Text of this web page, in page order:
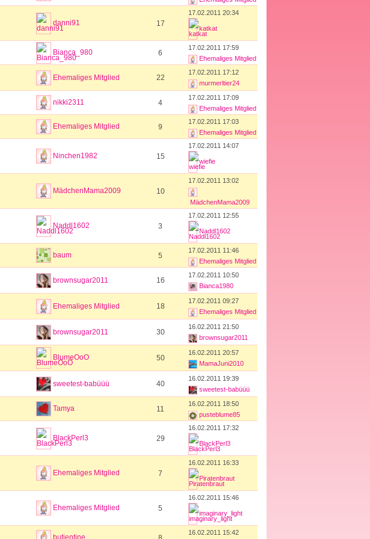
danni91 17
17.02.2011 20:34
katkat
Bianca_980 6
17.02.2011 17:59
Ehemaliges Mitglied
Ehemaliges Mitglied 22
17.02.2011 17:12
murmerltier24
nikki2311 4
17.02.2011 17:09
Ehemaliges Mitglied
Ehemaliges Mitglied 9
17.02.2011 17:03
Ehemaliges Mitglied
Ninchen1982 15
17.02.2011 14:07
wiefie
MädchenMama2009 10
17.02.2011 13:02
MädchenMama2009
Naddl1602 3
17.02.2011 12:55
Naddl1602
baum 5
17.02.2011 11:46
Ehemaliges Mitglied
brownsugar2011 16
17.02.2011 10:50
Bianca1980
Ehemaliges Mitglied 18
17.02.2011 09:27
Ehemaliges Mitglied
brownsugar2011 30
16.02.2011 21:50
brownsugar2011
BlumeOoO 50
16.02.2011 20:57
MamaJuni2010
sweetest-babüüü 40
16.02.2011 19:39
sweetest-babüüü
Tamya 11
16.02.2011 18:50
pusteblume85
BlackPerl3 29
16.02.2011 17:32
BlackPerl3
Ehemaliges Mitglied 7
16.02.2011 16:33
Piratenbraut
Ehemaliges Mitglied 5
16.02.2011 15:46
imaginary_light
butjentine
16.02.2011 15:42